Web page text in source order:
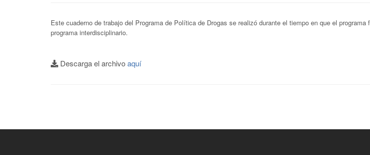
Este cuaderno de trabajo del Programa de Política de Drogas se realizó durante el tiempo en que el
programa interdisciplinario.
Descarga el archivoaquí